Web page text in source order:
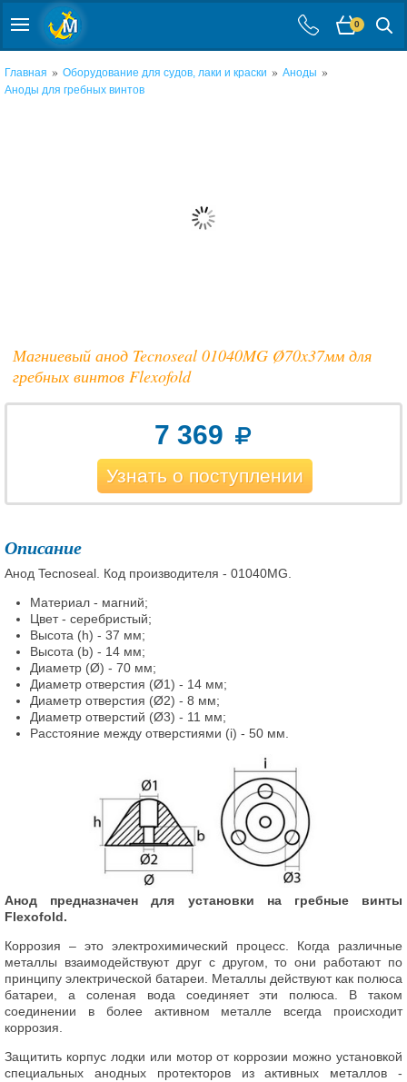
0
Главная » Оборудование для судов, лаки и краски » Аноды »
Аноды для гребных винтов
Магниевый анод Tecnoseal 01040MG Ø70x37мм для
гребных винтов Flexofold
7 369
Узнать о поступлении
Описание
Анод Tecnoseal. Код производителя - 01040MG.
Материал - магний;
Цвет - серебристый;
Высота (h) - 37 мм;
Высота (b) - 14 мм;
Диаметр (Ø) - 70 мм;
Диаметр отверстия (Ø1) - 14 мм;
Диаметр отверстия (Ø2) - 8 мм;
Диаметр отверстий (Ø3) - 11 мм;
Расстояние между отверстиями (i) - 50 мм.
Анод предназначен для установки на гребные винты
Flexofold.
Коррозия – это электрохимический процесс. Когда различные
металлы взаимодействуют друг с другом, то они работают по
принципу электрической батареи. Металлы действуют как полюса
батареи, а соленая вода соединяет эти полюса. В таком
соединении в более активном металле всегда происходит
коррозия.
Защитить корпус лодки или мотор от коррозии можно установкой
специальных анодных протекторов из активных металлов -